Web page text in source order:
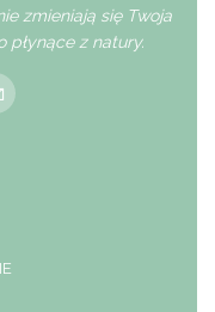
zmieniają się Twoja
płynące z natury.